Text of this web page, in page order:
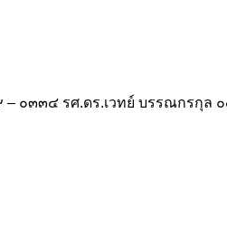
๐๓๓๔ รศ.ดร.เวทย์ บรรณกรกุล